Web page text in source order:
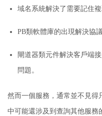
域名系統解決了需要記住
PB類軟體庫的出現解決協
閘道器類元件解決客戶端
問題。
然而一個服務，通常並不見得
中可能還涉及到查詢其他服務